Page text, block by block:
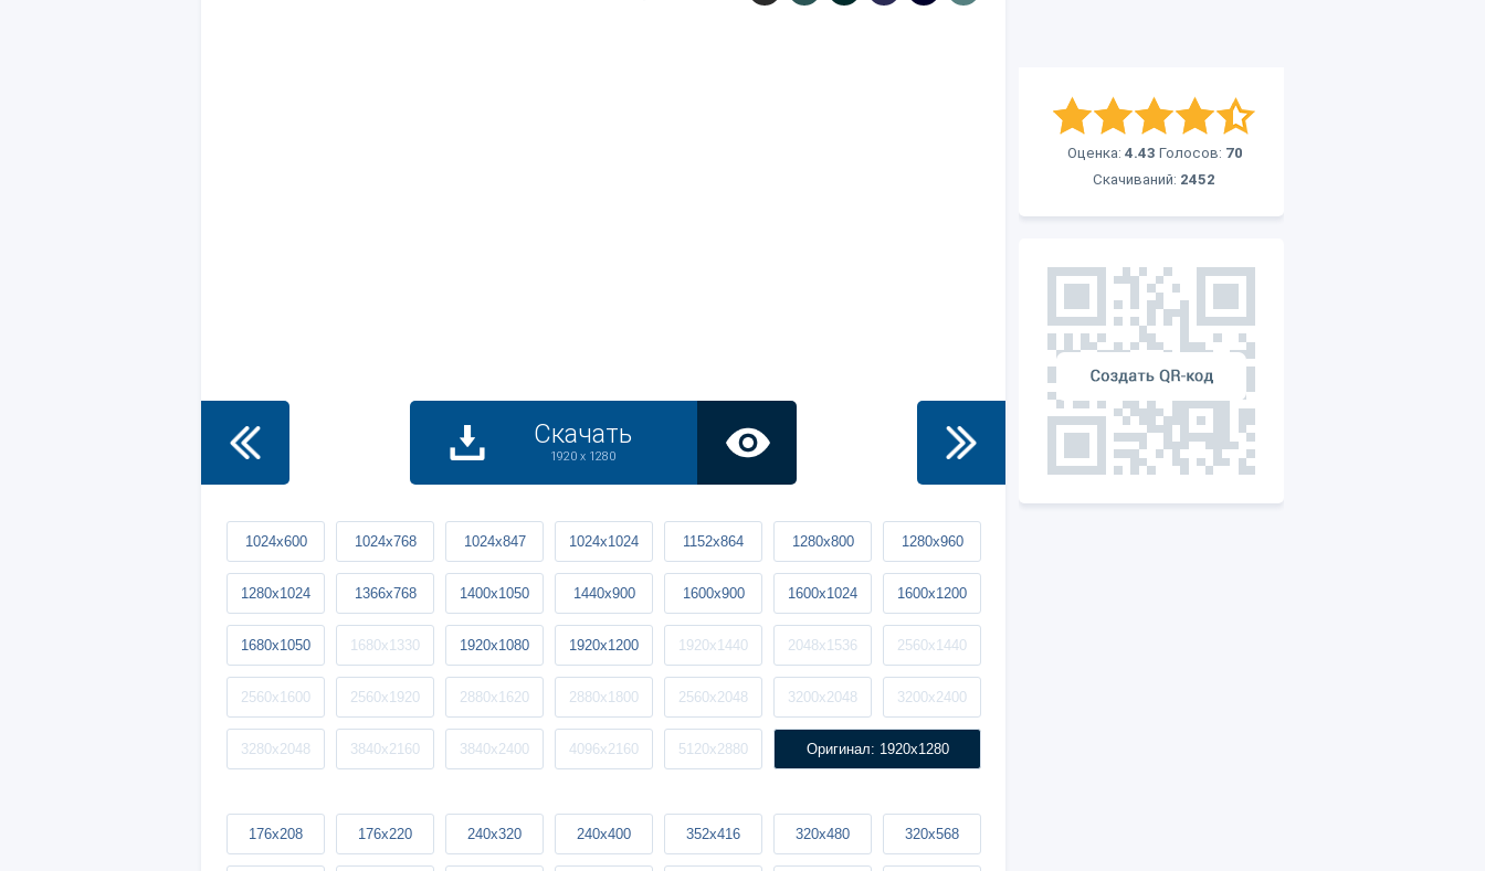
Оценка: 4.43 Голосов: 70
Скачиваний: 2452
Скачать
1920 x 1280
1024x600 1024x768 1024x847 1024x1024 1152x864 1280x800 1280x960
1280x1024 1366x768 1400x1050 1440x900 1600x900 1600x1024 1600x1200
1680x1050 1680x1330 1920x1080 1920x1200 1920x1440 2048x1536 2560x1440
2560x1600 2560x1920 2880x1620 2880x1800 2560x2048 3200x2048 3200x2400
3280x2048 3840x2160 3840x2400 4096x2160 5120x2880 Оригинал: 1920x1280
176x208 176x220 240x320 240x400 352x416 320x480 320x568